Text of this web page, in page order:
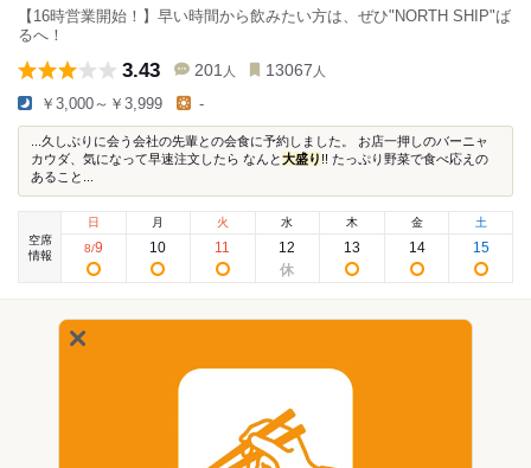
【16時営業開始！】早い時間から飲みたい方は、ぜひ"NORTH SHIP"ば
るへ！
3.43 201 人 13067 人
￥3,000～￥3,999 -
...久しぶりに会う会社の先輩との会食に予約しました。 お店一押しのバーニャ
カウダ、気になって早速注文したら なんと大盛り !! たっぷり野菜で食べ応えの
あること...
空席
情報
日
8/9
月
10
火
11
水
12
木
13
金
14
土
15